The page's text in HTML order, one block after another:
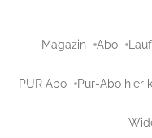
Magazin Abo
PUR Abo Pur-Abo hier